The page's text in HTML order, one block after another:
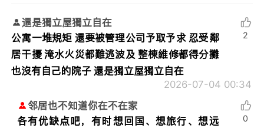
還是獨立屋獨立自在
公寓一堆規矩 還要被管理公司予取予求 忍受鄰
居干擾 淹水火災都難逃波及 整棟維修都得分攤
也沒有自己的院子 還是獨立屋獨立自在
2026-07-04 00:34
2
邻居也不知道你在不在家
各有优缺点吧，有时想回国、想旅行、想远
0